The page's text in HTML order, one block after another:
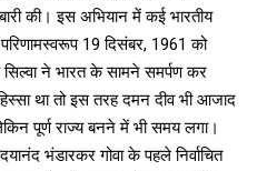
की। इस अभियान में कई भारतीय
19 दिसंबर, 1961 को
सिल्वा ने भारत के सामने समर्पण कर
था तो इस तरह दमन दीव भी आजाद
पूर्ण राज्य बनने में भी समय लगा।
भंडारकर गोवा के पहले निर्वाचित